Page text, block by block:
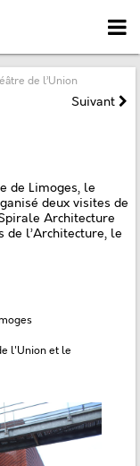
de l’Union
Suivant
de Limoges, le
deux visites de
Architecture
de l’Architecture, le
l'Union et le